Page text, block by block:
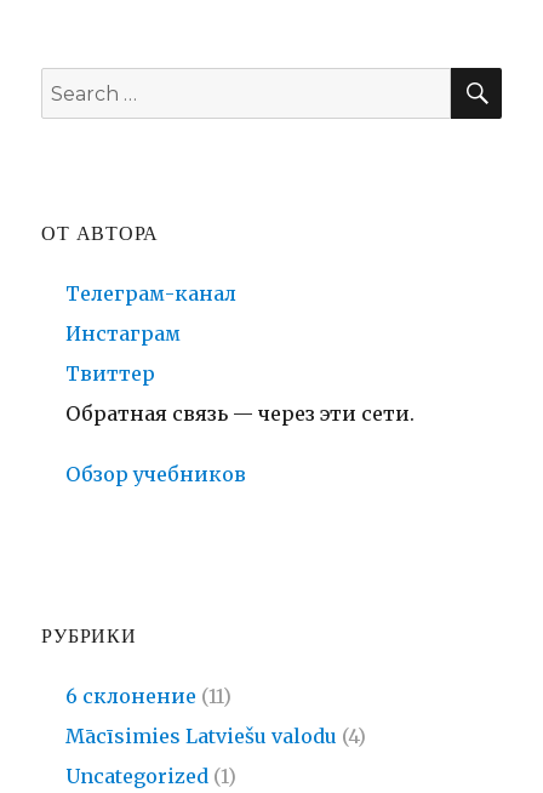
Search
for:
ОТ АВТОРА
Телеграм-канал
Инстаграм
Твиттер
Обратная связь — через эти сети.
Обзор учебников
РУБРИКИ
6 склонение (11)
Mācīsimies Latviešu valodu (4)
Uncategorized (1)